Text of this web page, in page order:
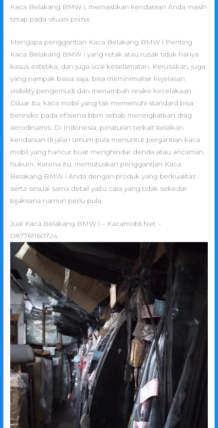
Kaca Belakang BMW i, memastikan kendaraan Anda masih
tetap pada situasi prima.
Mengapa penggantian Kaca Belakang BMW i Penting
Kaca Belakang BMW i yang retak atau rusak tidak hanya
kasus estetika, dan juga soal keselamatan. Kerusakan, juga
yang nampak biasa saja, bisa meminimalisir kejelasan
visibility pengemudi dan menambah resiko kecelakaan.
Diluar itu, kaca mobil yang tak memenuhi standard bisa
beresiko pada efisiensi bbm sebab meningkatkan drag
aerodinamis. Di Indonesia, peraturan terkait kelaikan
kendaraan di jalan umum pula menuntut pergantian kaca
mobil yang hancur buat menghindar denda atau ancaman
hukum. Karena itu, memutuskan penggantian Kaca
Belakang BMW i Anda dengan produk yang berkualitas
serta sesuai sama detail yaitu cara yang tidak sekedar
bijaksana namun perlu pula.
Jual Kaca Belakang BMW i – Kacamobil.Net –
087761160724